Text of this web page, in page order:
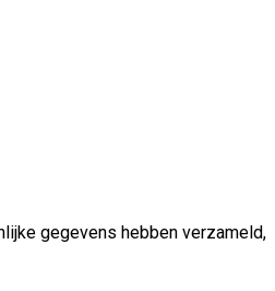
gegevens hebben verzameld,